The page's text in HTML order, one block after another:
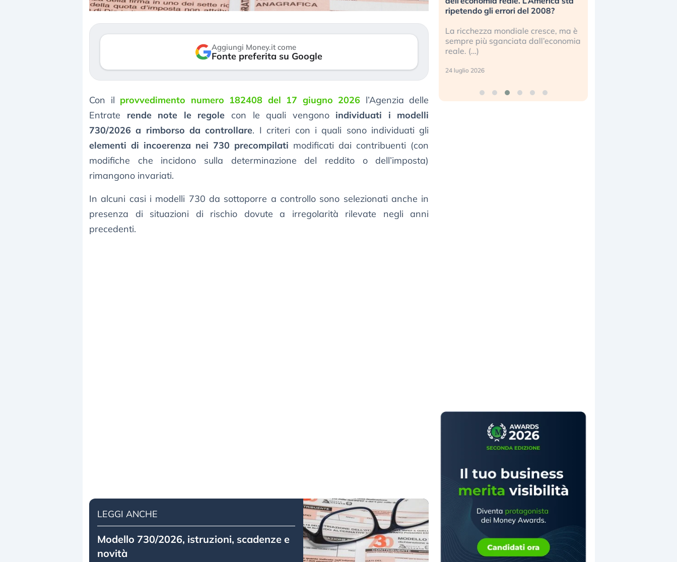
Aggiungi Money.it come
Fonte preferita su Google
Con il provvedimento numero 182408 del 17 giugno 2026 l’Agenzia delle
Entrate rende note le regole con le quali vengono individuati i modelli
730/2026 a rimborso da controllare. I criteri con i quali sono individuati gli
elementi di incoerenza nei 730 precompilati modificati dai contribuenti (con
modifiche che incidono sulla determinazione del reddito o dell’imposta)
rimangono invariati.
In alcuni casi i modelli 730 da sottoporre a controllo sono selezionati anche in
presenza di situazioni di rischio dovute a irregolarità rilevate negli anni
precedenti.
LEGGI ANCHE
Modello 730/2026, istruzioni, scadenze e
novità
repricing degli asset?
3 agosto 2026
della bolla AI
Kospi, mentre gli investitori retail (…)
30 luglio 2026
ripetendo gli errori del 2008?
La ricchezza mondiale cresce, ma è
sempre più sganciata dall’economia
reale. (…)
24 luglio 2026